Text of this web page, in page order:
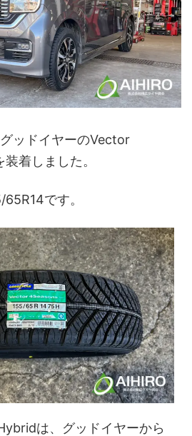
ッドイヤーのVector
着しました。
です。
は、グッドイヤーから